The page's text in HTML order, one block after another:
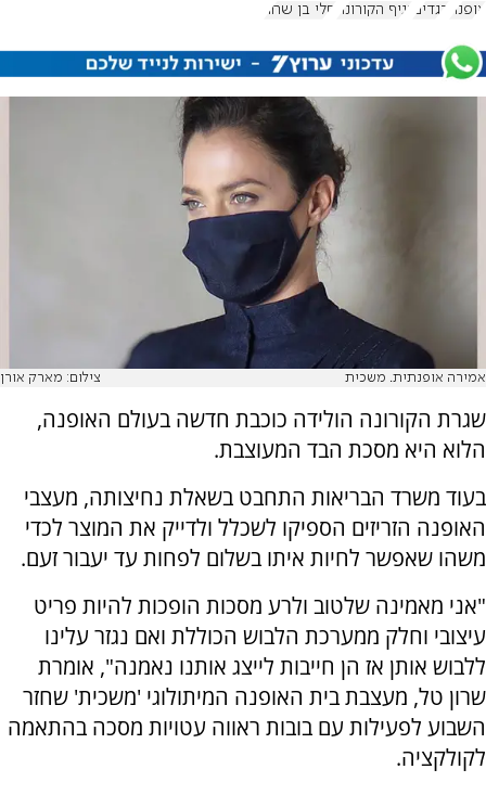
אופנה בגדים נגיף הקורונה חלי בן שחר
אמירה אופנתית. משכית צילום: מארק אורן
שגרת הקורונה הולידה כוכבת חדשה בעולם האופנה,
הלוא היא מסכת הבד המעוצבת.
בעוד משרד הבריאות התחבט בשאלת נחיצותה, מעצבי
האופנה הזריזים הספיקו לשכלל ולדייק את המוצר לכדי
משהו שאפשר לחיות איתו בשלום לפחות עד יעבור זעם.
"אני מאמינה שלטוב ולרע מסכות הופכות להיות פריט
עיצובי וחלק ממערכת הלבוש הכוללת ואם נגזר עלינו
ללבוש אותן אז הן חייבות לייצג אותנו נאמנה", אומרת
שרון טל, מעצבת בית האופנה המיתולוגי 'משכית' שחזר
השבוע לפעילות עם בובות ראווה עטויות מסכה בהתאמה
לקולקציה.